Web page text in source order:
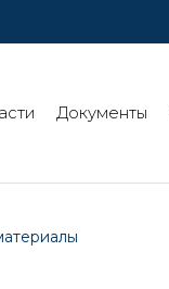
Документы